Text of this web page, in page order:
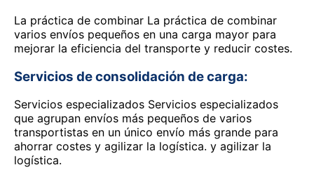
La práctica de combinar La práctica de combinar
varios envíos pequeños en una carga mayor para
mejorar la eficiencia del transporte y reducir costes.
Servicios de consolidación de carga:
Servicios especializados Servicios especializados
que agrupan envíos más pequeños de varios
transportistas en un único envío más grande para
ahorrar costes y agilizar la logística. y agilizar la
logística.